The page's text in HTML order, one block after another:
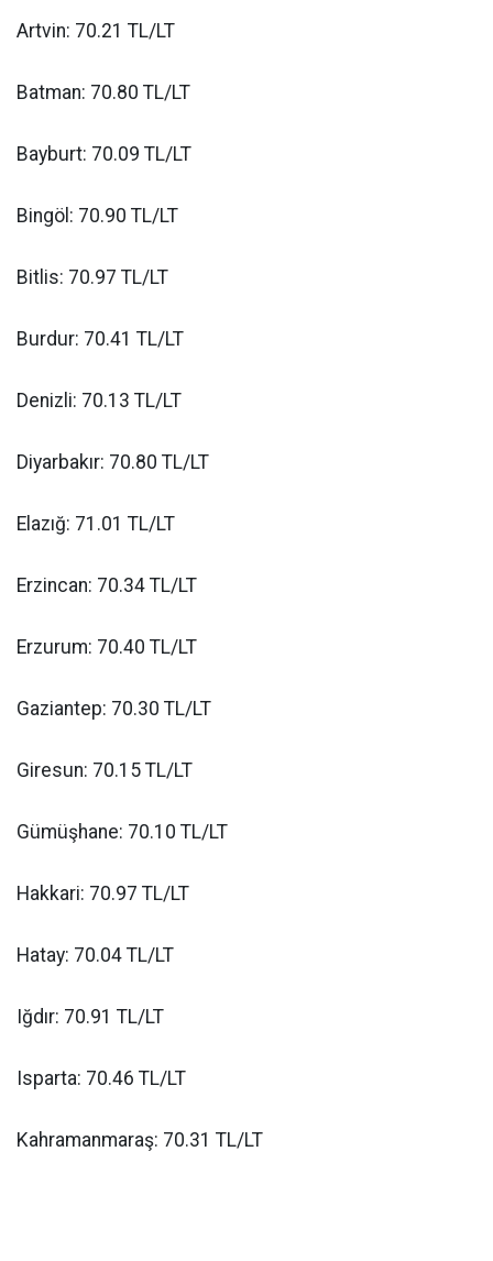
Artvin: 70.21 TL/LT
Batman: 70.80 TL/LT
Bayburt: 70.09 TL/LT
Bingöl: 70.90 TL/LT
Bitlis: 70.97 TL/LT
Burdur: 70.41 TL/LT
Denizli: 70.13 TL/LT
Diyarbakır: 70.80 TL/LT
Elazığ: 71.01 TL/LT
Erzincan: 70.34 TL/LT
Erzurum: 70.40 TL/LT
Gaziantep: 70.30 TL/LT
Giresun: 70.15 TL/LT
Gümüşhane: 70.10 TL/LT
Hakkari: 70.97 TL/LT
Hatay: 70.04 TL/LT
Iğdır: 70.91 TL/LT
Isparta: 70.46 TL/LT
Kahramanmaraş: 70.31 TL/LT